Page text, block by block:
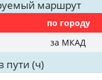
маршрут
по городу
за МКАД
пути (ч)